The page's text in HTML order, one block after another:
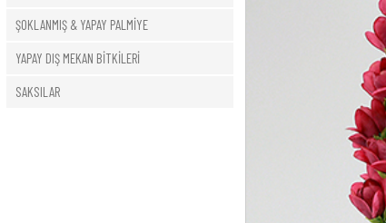
ŞOKLANMIŞ & YAPAY PALMİYE
YAPAY DIŞ MEKAN BİTKİLERİ
SAKSILAR